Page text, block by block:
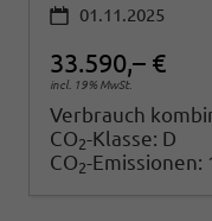
01.11.2025
33.590,– €
incl. 19% MwSt.
Verbrauch
CO2-Klasse: D
CO2-Emissionen: